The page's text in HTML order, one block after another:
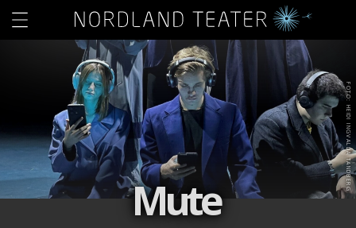
FOTO: HEIDI INGVALDA TANDBERG
Mute